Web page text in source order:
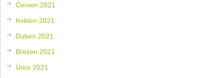
Červen 2021
Květen 2021
Duben 2021
Březen 2021
Únor 2021